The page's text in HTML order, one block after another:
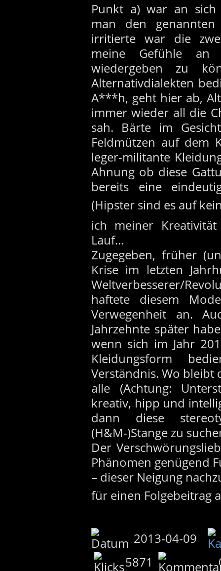
Punkt a) war an sich
man den
irritierte war die
meine Gefühle an
wiedergeben zu
Alternativdialekten
A***h, geht hier ab,
immer wieder all die
sah. Bärte im
Feldmützen auf dem
leger-militante
Ahnung ob diese
bereits eine
(Hipster sind es auf
ich meiner
Lauf…
Zugegeben, früher
Krise im letzten
Weltverbesserer/
haftete diesem
Verwegenheit an.
Jahrzehnte später
wenn sich im Jahr
Kleidungsform
Verständnis. Wo
alle (Achtung:
kreativ, hipp und
dann diese
(H&M-)Stange zu
Der
Phänomen genügend
– dieser Neigung
für einen Folgebeitrag
2013-04-09
5871